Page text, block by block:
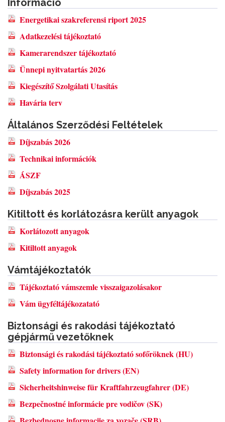
Információ
Energetikai szakreferensi riport 2025
Adatkezelési tájékoztató
Kamerarendszer tájékoztató
Ünnepi nyitvatartás 2026
Kiegészítő Szolgálati Utasítás
Havária terv
Általános Szerződési Feltételek
Díjszabás 2026
Technikai információk
ÁSZF
Díjszabás 2025
Kitiltott és korlátozásra került anyagok
Korlátozott anyagok
Kitiltott anyagok
Vámtájékoztatók
Tájékoztató vámszemle visszaigazolásakor
Vám ügyféltájékozatató
Biztonsági és rakodási tájékoztató
gépjármű vezetőknek
Biztonsági és rakodási tájékoztató sofőröknek (HU)
Safety information for drivers (EN)
Sicherheitshinweise für Kraftfahrzeugfahrer (DE)
Bezpečnostné informácie pre vodičov (SK)